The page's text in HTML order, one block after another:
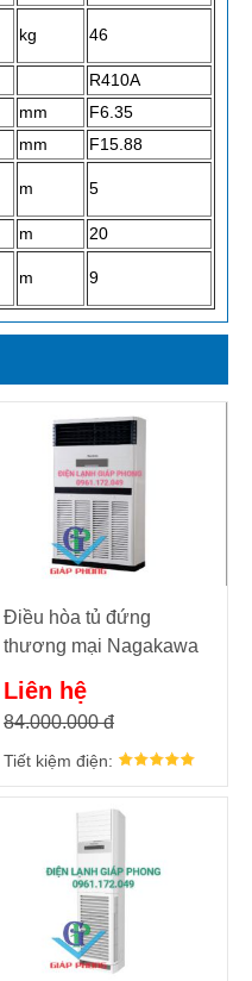
kg 46
R410A
mm
F6.35
mm F15.88
m 5
m
20
m 9
Điều hòa tủ đứng
thương mại Nagakawa
100000Btu/h
Liên hệ
84.000.000 đ
Tiết kiệm điện: